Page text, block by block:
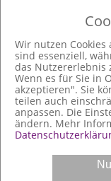
© 2025
Wir nutzen
sind essenziell,
das Nutzererlebnis
Wenn es für Sie in
akzeptieren". Sie
teilen auch
anpassen. Die
ändern. Mehr